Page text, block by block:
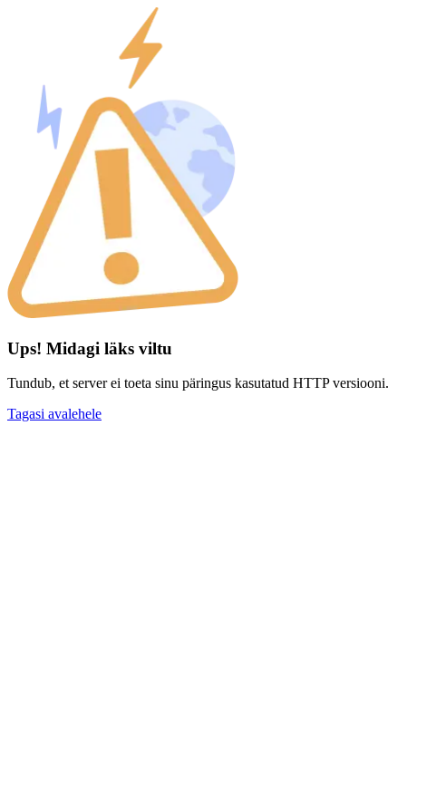
Ups! Midagi läks viltu
Tundub, et server ei toeta sinu päringus kasutatud HTTP versiooni.
Tagasi avalehele